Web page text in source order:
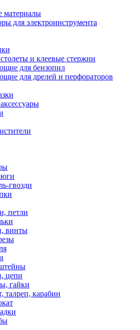
материалы
для электроинструмента
и клеевые стержни
для бензопил
для дрелей и перфораторов
гвозди
петли
винты
цепи
гайки
талреп, карабин